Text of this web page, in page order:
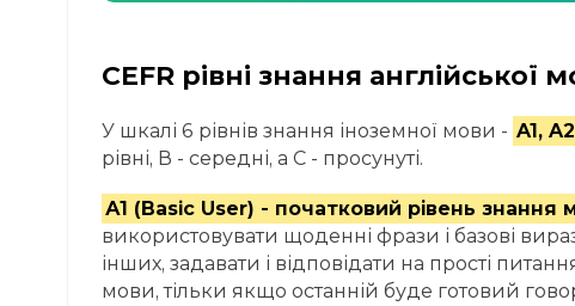
CEFR рівні знання англійської
У шкалі 6 рівнів знання іноземної мови - A1,
рівні, В - середні, а С - просунуті.
А1 (Basic User) - початковий рівень знання
використовувати щоденні фрази і базові
інших, задавати і відповідати на прості
мови, тільки якщо останній буде готовий